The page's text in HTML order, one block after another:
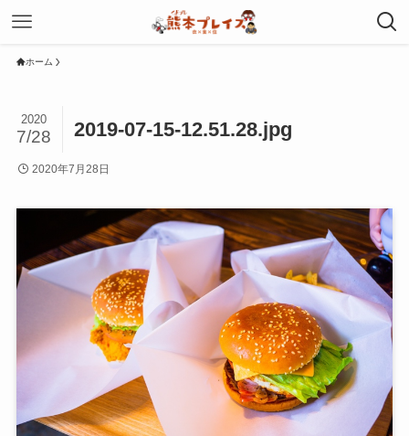
ホーム
2019-07-15-12.51.28.jpg
2020
7/28
2020年7月28日